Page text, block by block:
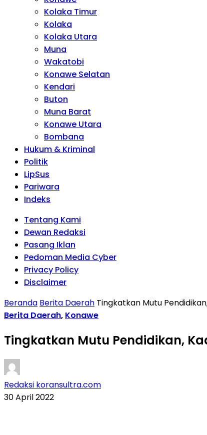
Kolaka Timur
Kolaka
Kolaka Utara
Muna
Wakatobi
Konawe Selatan
Kendari
Buton
Muna Barat
Konawe Utara
Bombana
Hukum & Kriminal
Politik
LipSus
Pariwara
Indeks
Tentang Kami
Dewan Redaksi
Pasang Iklan
Pedoman Media Cyber
Privacy Policy
Disclaimer
Beranda Berita Daerah Tingkatkan Mutu
Berita Daerah, Konawe
Tingkatkan Mutu Pendidikan,
Redaksi koransultra.com
30 April 2022